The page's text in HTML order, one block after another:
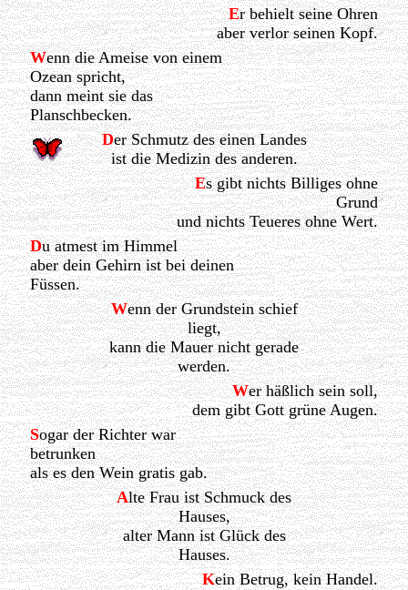
Er behielt seine Ohren
aber verlor seinen Kopf.
Wenn die Ameise von einem
Ozean spricht,
dann meint sie das
Planschbecken.
Der Schmutz des einen Landes
ist die Medizin des anderen.
Es gibt nichts Billiges ohne
Grund
und nichts Teueres ohne Wert.
Du atmest im Himmel
aber dein Gehirn ist bei deinen
Füssen.
Wenn der Grundstein schief
liegt,
kann die Mauer nicht gerade
werden.
Wer häßlich sein soll,
dem gibt Gott grüne Augen.
Sogar der Richter war
betrunken
als es den Wein gratis gab.
Alte Frau ist Schmuck des
Hauses,
alter Mann ist Glück des
Hauses.
Kein Betrug, kein Handel.